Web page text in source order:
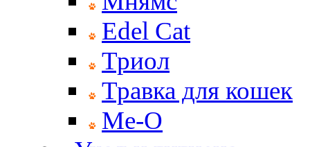
Edel Cat
Триол
Травка для кошек
Ме-О